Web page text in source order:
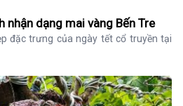
nhận dạng mai vàng Bến Tre
đặc trưng của ngày tết cổ truyền tại